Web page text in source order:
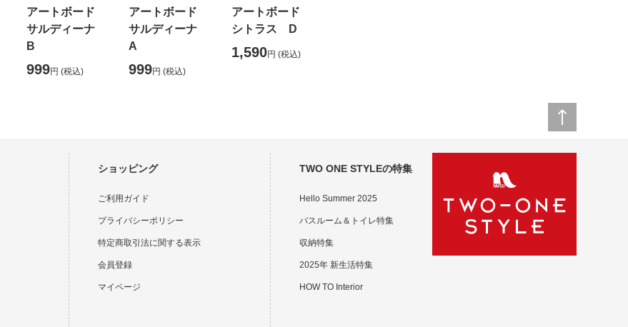
アートボード
サルディーナ
B
999円 (税込)
アートボード
サルディーナ
A
999円 (税込)
アートボード
シトラス D
1,590円 (税込)
ショッピング
ご利用ガイド
プライバシーポリシー
特定商取引法に関する表示
会員登録
マイページ
TWO ONE STYLEの特集
Hello Summer 2025
バスルーム＆トイレ特集
収納特集
2025年 新生活特集
HOW TO Interior